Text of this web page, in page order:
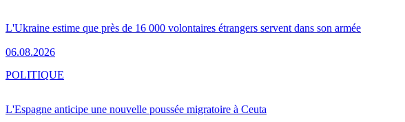
L'Ukraine estime que près de 16 000 volontaires étrangers servent dans son armée
06.08.2026
L'Espagne anticipe une nouvelle poussée migratoire à Ceuta
POLITIQUE